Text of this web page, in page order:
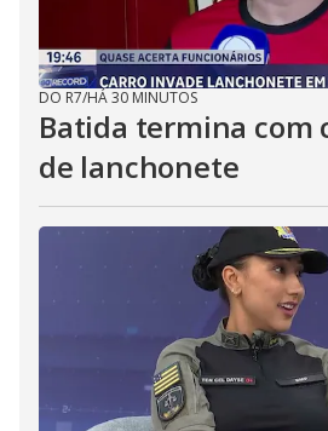
DO R7/HÁ 30 MINUTOS
Batida termina com
de lanchonete